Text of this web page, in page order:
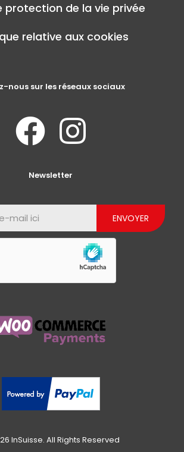
protection de la vie privée
relative aux cookies
nous sur les réseaux sociaux
Newsletter
InSuisse. All Rights Reserved